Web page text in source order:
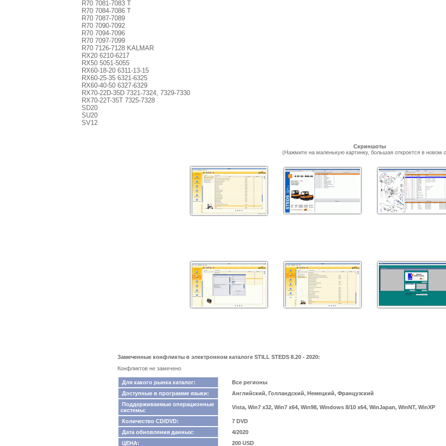
R70 7081-7083 T
R70 7084-7086 T
R70 7087-7089
R70 7090-7092
R70 7094-7096
R70 7097-7099
R70 7126-7128 KALMAR
RX20 6210-6217
RX50 5051-5055
RX60-18-20 6311-13-15
RX60-25-35 6321-6325
RX60-40-50 6327-6329
RX70-22D-35D 7321-7324, 7329-7330
RX70-22T-35T 7325-7328
SD20
SU20
SV12
Скриншоты
(Нажмите на маленькую картинку, большая откроется в новом
Замеченные конфликты в электронном каталоге STILL STEDS 8.20 - 2020:
Конфликтов не замечено
Для какого рынка каталог:
Все регионы
Доступные в программе языки:
Английский, Голландский, Немецкий, Французский
Поддерживаемые операционные
системы:
Vista, Win7 x32, Win7 x64, Win98, Windows 8/10 x64, WinJapan, WinNT, WinXP
Количество CD/DVD:
7 DVD
Дата обновления данных:
4/2020
ЦЕНА:
200 USD